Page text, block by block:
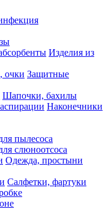
Изделия из
Защитные
Шапочки, бахилы
Наконечники
пылесоса
слюноотсоса
Одежда, простыни
Салфетки, фартуки